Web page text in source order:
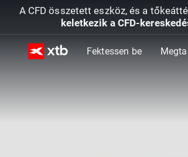
A CFD összetett eszköz, és a
keletkezik a CFD-
Fektessen be